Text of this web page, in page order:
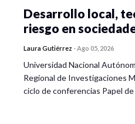
Desarrollo local,
riesgo en
Laura Gutiérrez - Ago 05, 2026
Universidad Nacional
Regional de Investigaciones
ciclo de conferencias Papel